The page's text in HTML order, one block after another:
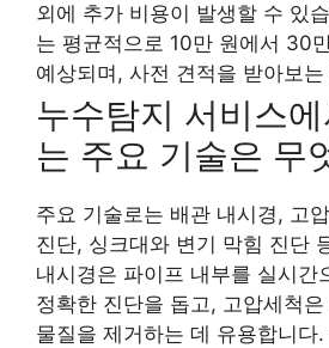
외에 추가 비용이 발생할 수 있
는 평균적으로 10만 원에서 30
예상되며, 사전 견적을 받아보
누수탐지 서비스
는 주요 기술은 무
주요 기술로는 배관 내시경, 고
진단, 싱크대와 변기 막힘 진단
내시경은 파이프 내부를 실시간
정확한 진단을 돕고, 고압세척
물질을 제거하는 데 유용합니다